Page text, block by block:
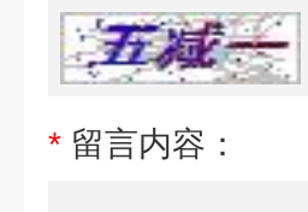
* 留言内容：